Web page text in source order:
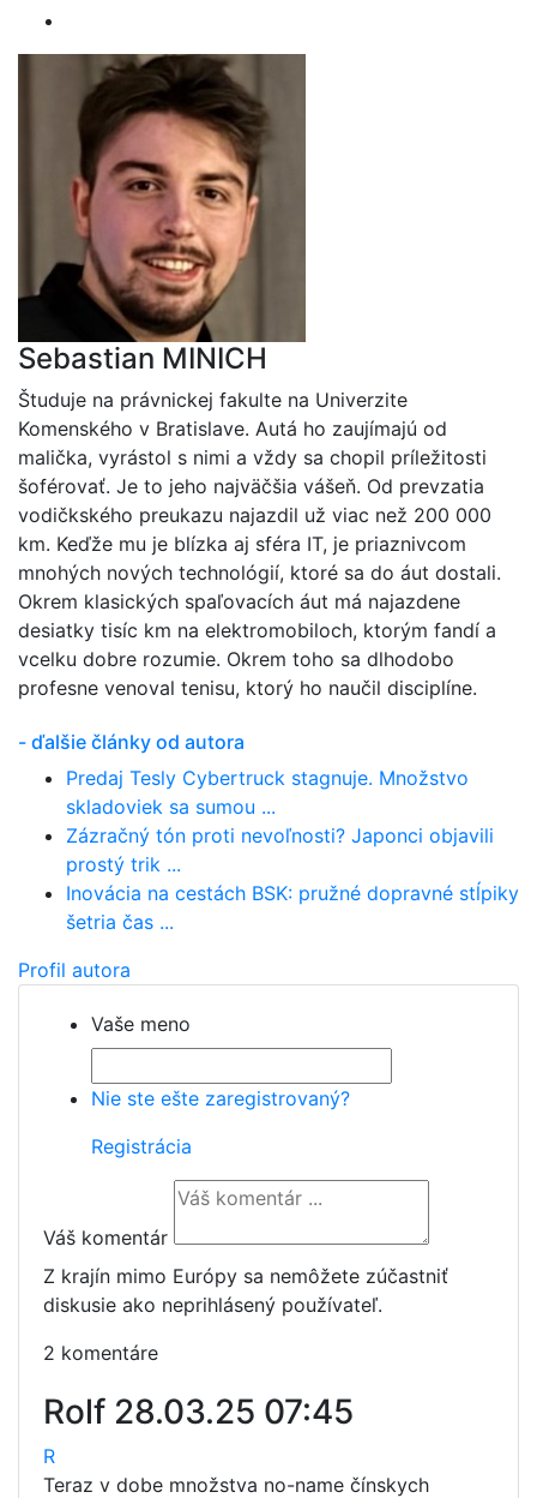
Sebastian MINICH
Študuje na právnickej fakulte na Univerzite
Komenského v Bratislave. Autá ho zaujímajú od
malička, vyrástol s nimi a vždy sa chopil príležitosti
šoférovať. Je to jeho najväčšia vášeň. Od prevzatia
vodičkského preukazu najazdil už viac než 200 000
km. Keďže mu je blízka aj sféra IT, je priaznivcom
mnohých nových technológií, ktoré sa do áut dostali.
Okrem klasických spaľovacích áut má najazdene
desiatky tisíc km na elektromobiloch, ktorým fandí a
vcelku dobre rozumie. Okrem toho sa dlhodobo
profesne venoval tenisu, ktorý ho naučil disciplíne.
- ďalšie články od autora
Predaj Tesly Cybertruck stagnuje. Množstvo
skladoviek sa sumou ...
Zázračný tón proti nevoľnosti? Japonci objavili
prostý trik ...
Inovácia na cestách BSK: pružné dopravné stĺpiky
šetria čas ...
Profil autora
Vaše meno
Nie ste ešte zaregistrovaný?
Registrácia
Váš komentár
Z krajín mimo Európy sa nemôžete zúčastniť
diskusie ako neprihlásený používateľ.
2 komentáre
Rolf 28.03.25 07:45
R
Teraz v dobe množstva no-name čínskych